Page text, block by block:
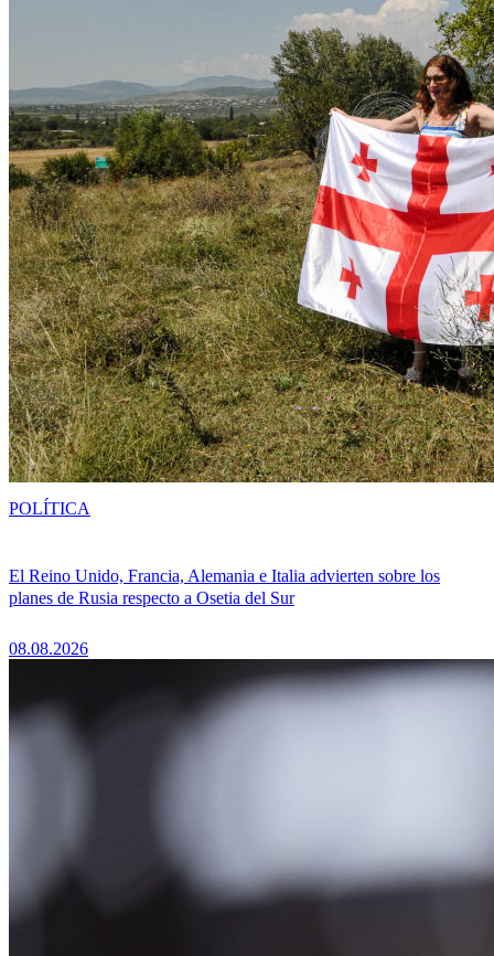
El Reino Unido, Francia, Alemania e Italia advierten sobre los
planes de Rusia respecto a Osetia del Sur
08.08.2026
POLÍTICA